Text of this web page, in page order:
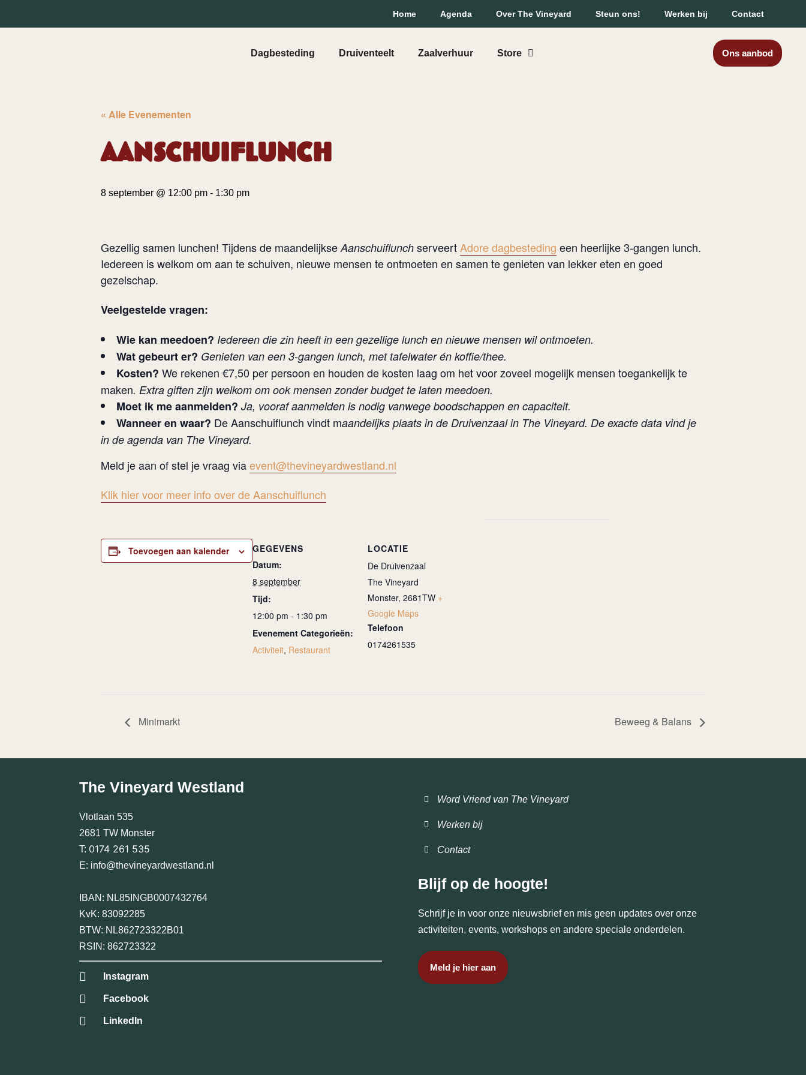
Home Agenda Over The Vineyard Steun ons! Werken bij Contact
Dagbesteding Druiventeelt Zaalverhuur Store Ons aanbod
« Alle Evenementen
Aanschuiflunch
8 september @ 12:00 pm - 1:30 pm
Gezellig samen lunchen! Tijdens de maandelijkse Aanschuiflunch serveertAdore dagbesteding een heerlijke 3-gangen lunch.
Iedereen is welkom om aan te schuiven, nieuwe mensen te ontmoeten en samen te genieten van lekker eten en goed
gezelschap.
Veelgestelde vragen:
Wie kan meedoen? Iedereen die zin heeft in een gezellige lunch en nieuwe mensen wil ontmoeten.
Wat gebeurt er? Genieten van een 3-gangen lunch, met tafelwater én koffie/thee.
Kosten? We rekenen €7,50 per persoon en houden de kosten laag om het voor zoveel mogelijk mensen toegankelijk te
maken. Extra giften zijn welkom om ook mensen zonder budget te laten meedoen.
Moet ik me aanmelden? Ja, vooraf aanmelden is nodig vanwege boodschappen en capaciteit.
Wanneer en waar? De Aanschuiflunch vindt maandelijks plaats in de Druivenzaal in The Vineyard. De exacte data vind je
in de agenda van The Vineyard.
Meld je aan of stel je vraag viaevent@thevineyardwestland.nl
Klik hier voor meer info over de Aanschuiflunch
Toevoegen aan kalender
GEGEVENS
Datum:
8 september
Tijd:
12:00 pm - 1:30 pm
Evenement Categorieën:
Activiteit, Restaurant
LOCATIE
De Druivenzaal
The Vineyard
Monster, 2681TW +
Google Maps
Telefoon
0174261535
Minimarkt Beweeg & Balans
The Vineyard Westland
Vlotlaan 535
2681 TW Monster
T: 0174 261 535
E: info@thevineyardwestland.nl
IBAN: NL85INGB0007432764
KvK: 83092285
BTW: NL862723322B01
RSIN: 862723322
Instagram
Facebook
LinkedIn
Word Vriend van The Vineyard
Werken bij
Contact
Blijf op de hoogte!
Schrijf je in voor onze nieuwsbrief en mis geen updates over onze
activiteiten, events, workshops en andere speciale onderdelen.
Meld je hier aan